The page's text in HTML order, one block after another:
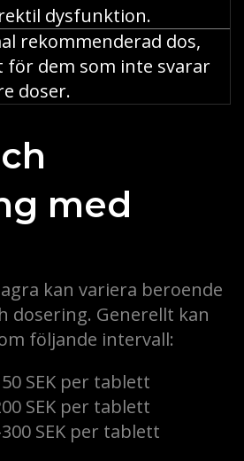
dysfunktion.
rekommenderad dos,
för dem som inte svarar
doser.
med
kan variera beroende
dosering. Generellt kan
följande intervall:
SEK per tablett
SEK per tablett
SEK per tablett